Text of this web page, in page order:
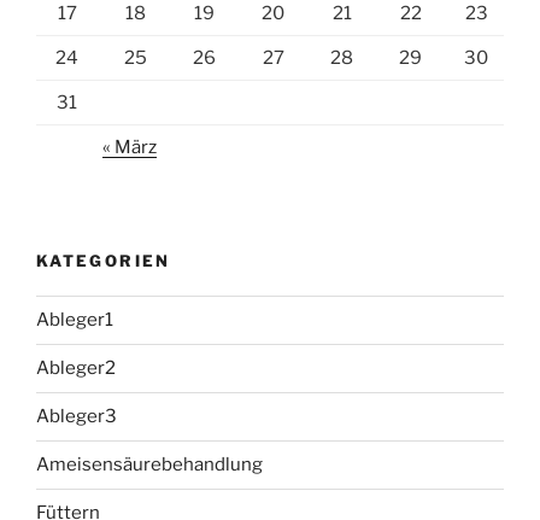
17 18 19 20 21 22 23
24 25 26 27 28 29 30
31
« März
KATEGORIEN
Ableger1
Ableger2
Ableger3
Ameisensäurebehandlung
Füttern